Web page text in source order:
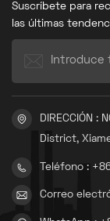
Suscríbete para
las últimas
DIRECCIÓN :
District,
Teléfono :
Correo